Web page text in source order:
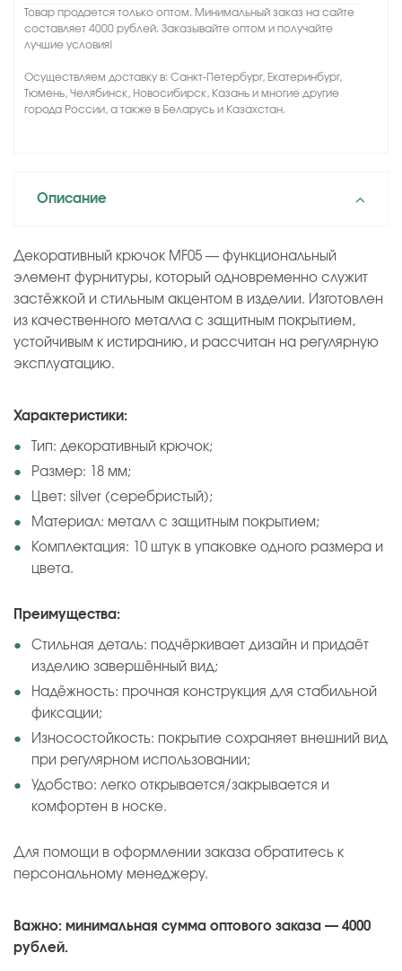
Товар продается только оптом. Минимальный заказ на сайте
составляет 4000 рублей. Заказывайте оптом и получайте
лучшие условия!
Осуществляем доставку в: Санкт-Петербург, Екатеринбург,
Тюмень, Челябинск, Новосибирск, Казань и многие другие
города России, а также в Беларусь и Казахстан.
Описание
Декоративный крючок MF05 — функциональный
элемент фурнитуры, который одновременно служит
застёжкой и стильным акцентом в изделии. Изготовлен
из качественного металла с защитным покрытием,
устойчивым к истиранию, и рассчитан на регулярную
эксплуатацию.
Характеристики:
Тип: декоративный крючок;
Размер: 18 мм;
Цвет: silver (серебристый);
Материал: металл с защитным покрытием;
Комплектация: 10 штук в упаковке одного размера и
цвета.
Преимущества:
Стильная деталь: подчёркивает дизайн и придаёт
изделию завершённый вид;
Надёжность: прочная конструкция для стабильной
фиксации;
Износостойкость: покрытие сохраняет внешний вид
при регулярном использовании;
Удобство: легко открывается/закрывается и
комфортен в носке.
Для помощи в оформлении заказа обратитесь к
персональному менеджеру.
Важно: минимальная сумма оптового заказа — 4000
рублей.